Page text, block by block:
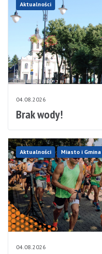
Aktualności
04.08.2026
Brak wody!
Aktualności Miasto i Gmina
04.08.2026